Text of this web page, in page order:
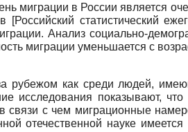
миграции в России является
[Российский статистический
Анализ социально-
миграции уменьшается с
рубежом как среди людей,
исследования показывают,
связи с чем миграционные
отечественной науке